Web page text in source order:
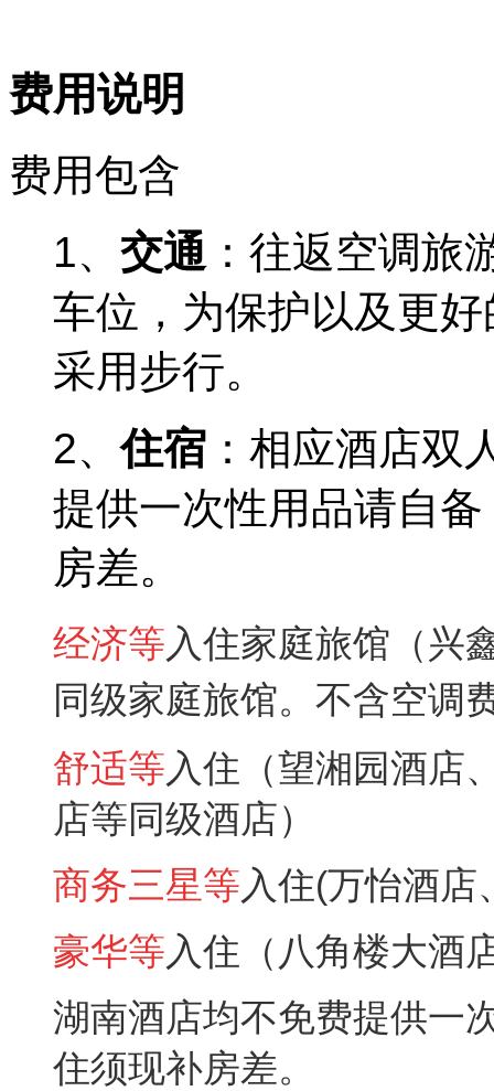
费用说明
费用包含
1、 交通 ：往返空调旅
车位，为保护以及更
采用步行。
2、住宿 ：相应酒店双
提供一次性用品请自
房差。
经济等入住家庭旅馆（兴
同级家庭旅馆。不含空调
舒适等入住（望湘园酒店
店等同级酒店）
商务三星等入住(万怡酒店
豪华等入住（八角楼大酒
湖南酒店均不免费提供一
住须现补房差。